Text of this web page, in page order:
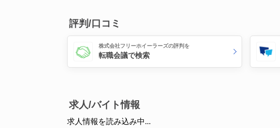
評判/口コミ
株式会社フリーホイーラーズの評判を
転職会議で検索
求人/バイト情報
求人情報を読み込み中...